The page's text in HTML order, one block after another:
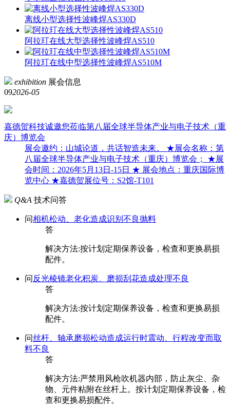
离线小型选择性波峰焊AS330D
阿拉玎在线大型选择性波峰焊AS510
阿拉玎在线中型选择性波峰焊AS510M
exhibition 展会信息
092026-05
嘉德贺科技诚邀您莅临第八届全球半导体产业与电子技术（重
庆）博览会
展会邀约：山城论道，共话智造未来。 ★展会名称：第
八届全球半导体产业与电子技术（重庆）博览会； ★展
会时间：2026年5月13日-15日 ★ 展会地点：重庆国际博
览中心 ★嘉德贺展位号：S2馆-T101
Q&A 技术问答
问相机松动、老化造成识别不良抛料
答
解决方法:按计划定期保养设备，检查和更换易损
配件。
问 反光棱镜老化积炭、磨损刮花造成处理不良
答
解决方法:按计划定期保养设备，检查和更换易损
配件。
问丝杆、轴承磨损松动造成运行时震动、行程改变而取
料不良
答
解决方法:严禁用风枪吹机器内部，防止灰尘、杂
物、元件粘附在丝杆上。按计划定期保养设备，检
查和更换易损配件。